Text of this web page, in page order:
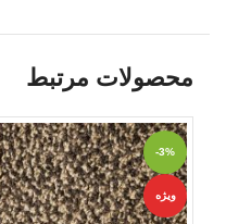
محصولات مرتبط
-3%
ویژه